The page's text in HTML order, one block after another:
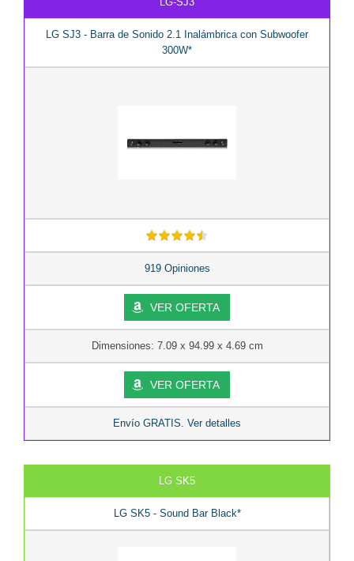
LG SJ3 - Barra de Sonido 2.1 Inalámbrica con Subwoofer
300W*
919 Opiniones
VER OFERTA
Dimensiones: 7.09 x 94.99 x 4.69 cm
VER OFERTA
Envío GRATIS. Ver detalles
LG SK5
LG SK5 - Sound Bar Black*